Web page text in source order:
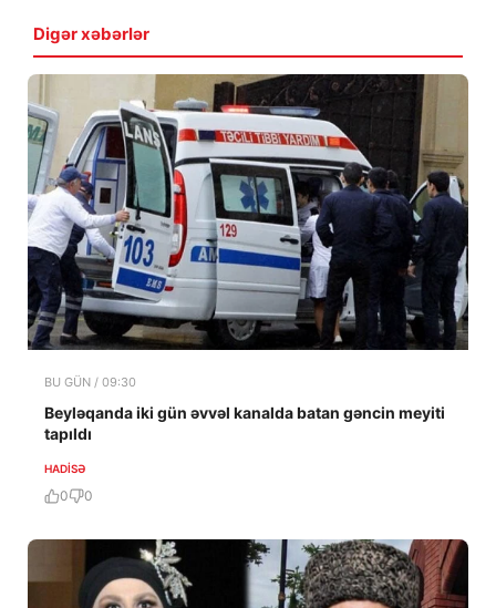
Digər xəbərlər
BU GÜN / 09:30
Beyləqanda iki gün əvvəl kanalda batan gəncin meyiti
tapıldı
HADISƏ
0 0